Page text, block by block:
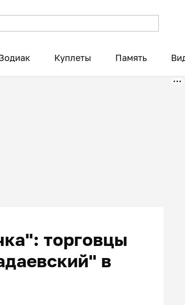
Куплеты Память
торговцы
в